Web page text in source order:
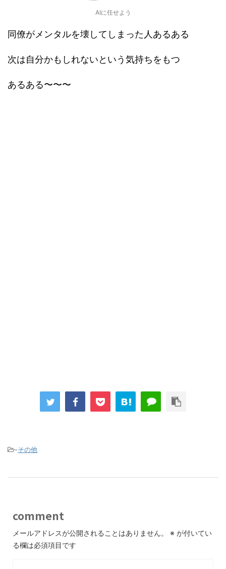
AIに任せよう
同僚がメンタルを壊してしまった人あるある
次は自分かもしれないという気持ちをもつ
あるある〜〜〜
-その他
comment
メールアドレスが公開されることはありません。 ※ が付いてい
る欄は必須項目です